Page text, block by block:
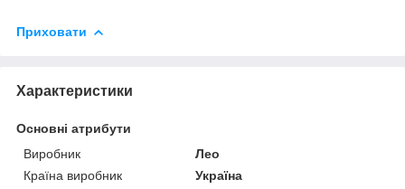
Приховати
Характеристики
Основні атрибути
Виробник
Лео
Країна виробник
Україна